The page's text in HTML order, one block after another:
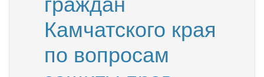
Камчатского края
по вопросам